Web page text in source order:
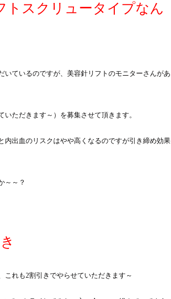
スクリュータイプなん
ているのですが、美容針リフトのモニターさんがあ
ただきます～）を募集させて頂きます。
内出血のリスクはやや高くなるのですが引き締め効果
～～？
これも2割引きでやらせていただきます～